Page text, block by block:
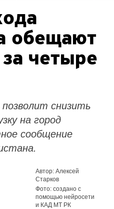
обещают
четыре
снизить
на город
сообщение
Автор: Алексей
Старков
Фото: создано с
помощью нейросети
и КАД МТ РК